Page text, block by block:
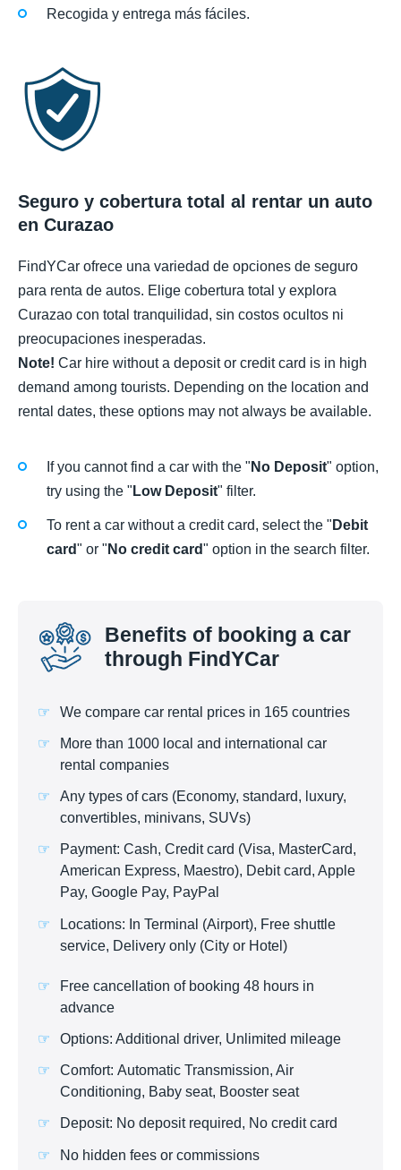
Recogida y entrega más fáciles.
Seguro y cobertura total al rentar un auto
en Curazao
FindYCar ofrece una variedad de opciones de seguro
para renta de autos. Elige cobertura total y explora
Curazao con total tranquilidad, sin costos ocultos ni
preocupaciones inesperadas.
Note! Car hire without a deposit or credit card is in high
demand among tourists. Depending on the location and
rental dates, these options may not always be available.
If you cannot find a car with the " No Deposit" option,
try using the " Low Deposit" filter.
To rent a car without a credit card, select the " Debit
card" or " No credit card" option in the search filter.
Benefits of booking a car
through FindYCar
We compare car rental prices in 165 countries
More than 1000 local and international car
rental companies
Any types of cars (Economy, standard, luxury,
convertibles, minivans, SUVs)
Payment: Cash, Credit card (Visa, MasterCard,
American Express, Maestro), Debit card, Apple
Pay, Google Pay, PayPal
Locations: In Terminal (Airport), Free shuttle
service, Delivery only (City or Hotel)
Free cancellation of booking 48 hours in
advance
Options: Additional driver, Unlimited mileage
Comfort: Automatic Transmission, Air
Conditioning, Baby seat, Booster seat
Deposit: No deposit required, No credit card
No hidden fees or commissions